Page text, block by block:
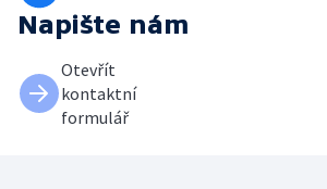
Napište nám
Otevřít
kontaktní
formulář